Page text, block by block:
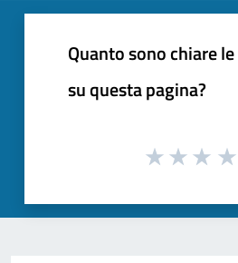
Quanto sono chiare
su questa pagina?